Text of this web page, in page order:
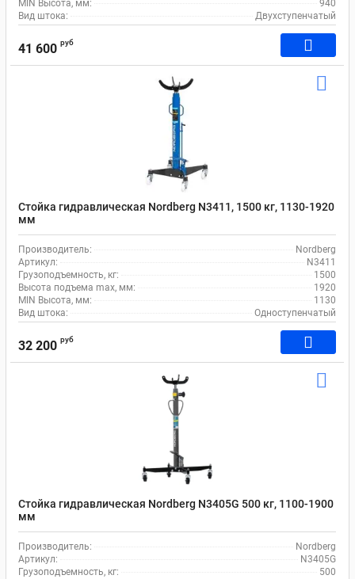
MIN Высота, мм:
940
Вид штока:
Двухступенчатый
41 600 руб
Стойка гидравлическая Nordberg N3411, 1500 кг, 1130-1920
мм
Производитель:
Nordberg
Артикул:
N3411
Грузоподъемность, кг:
1500
Высота подъема max, мм:
1920
MIN Высота, мм:
1130
Вид штока:
Одноступенчатый
32 200 руб
Стойка гидравлическая Nordberg N3405G 500 кг, 1100-1900
мм
Производитель:
Nordberg
Артикул:
N3405G
Грузоподъемность, кг:
500